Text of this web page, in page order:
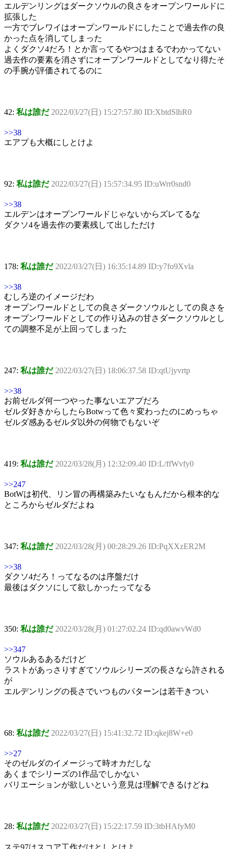
エルデンリングはダークソウルの良さをオープンワールドに
拡張した
一方でブレワイはオープンワールドにしたことで過去作の良
かった点を消してしまった
よくダクソ4だろ！とか言ってるやつはまるでわかってない
過去作の要素を消さずにオープンワールドとしてなり得たそ
の手腕が評価されてるのに
42: 私は誰だ 2022/03/27(日) 15:27:57.80 ID:XbtdSlhR0
>>38
エアプも大概にしとけよ
92: 私は誰だ 2022/03/27(日) 15:57:34.95 ID:uWrr0snd0
>>38
エルデンはオープンワールドじゃないからズレてるな
ダクソ4を過去作の要素残して出しただけ
178: 私は誰だ 2022/03/27(日) 16:35:14.89 ID:y7fo9Xvla
>>38
むしろ逆のイメージだわ
オープンワールドとしての良さダークソウルとしての良さを
オープンワールドとしての作り込みの甘さダークソウルとし
ての調整不足が上回ってしまった
247: 私は誰だ 2022/03/27(日) 18:06:37.58 ID:qtUjyvrtp
>>38
お前ゼルダ何一つやった事ないエアプだろ
ゼルダ好きからしたらBotwって色々変わったのにめっちゃ
ゼルダ感あるゼルダ以外の何物でもないぞ
419: 私は誰だ 2022/03/28(月) 12:32:09.40 ID:L/ffWvfy0
>>247
BotWは初代、リン冒の再構築みたいなもんだから根本的な
ところからゼルダだよね
347: 私は誰だ 2022/03/28(月) 00:28:29.26 ID:PqXXzER2M
>>38
ダクソ4だろ！ってなるのは序盤だけ
最後はダクソにして欲しかったってなる
350: 私は誰だ 2022/03/28(月) 01:27:02.24 ID:qd0awvWd0
>>347
ソウルあるあるだけど
ラストがあっさりすぎてソウルシリーズの長さなら許される
が
エルデンリングの長さでいつものパターンは若干きつい
68: 私は誰だ 2022/03/27(日) 15:41:32.72 ID:qkej8W+e0
>>27
そのゼルダのイメージって時オカだしな
あくまでシリーズの1作品でしかない
バリエーションが欲しいという意見は理解できるけどね
28: 私は誰だ 2022/03/27(日) 15:22:17.59 ID:3tbHAfyM0
ステ97はスコア工作だけとしとけよ